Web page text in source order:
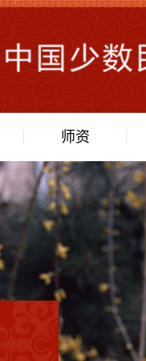
师资